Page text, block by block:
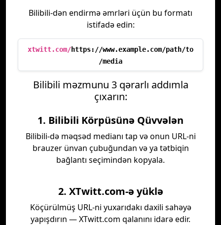
Bilibili-dən endirmə əmrləri üçün bu formatı
istifadə edin:
xtwitt.com/https://www.example.com/path/to
/media
Bilibili məzmunu 3 qərarlı addımla
çıxarın:
1. Bilibili Körpüsünə Qüvvələn
Bilibili-də məqsəd medianı tap və onun URL-ni
brauzer ünvan çubuğundan və ya tətbiqin
bağlantı seçimindən kopyala.
2. XTwitt.com-ə yüklə
Köçürülmüş URL-ni yuxarıdakı daxili sahəyə
yapışdırın — XTwitt.com qalanını idarə edir.